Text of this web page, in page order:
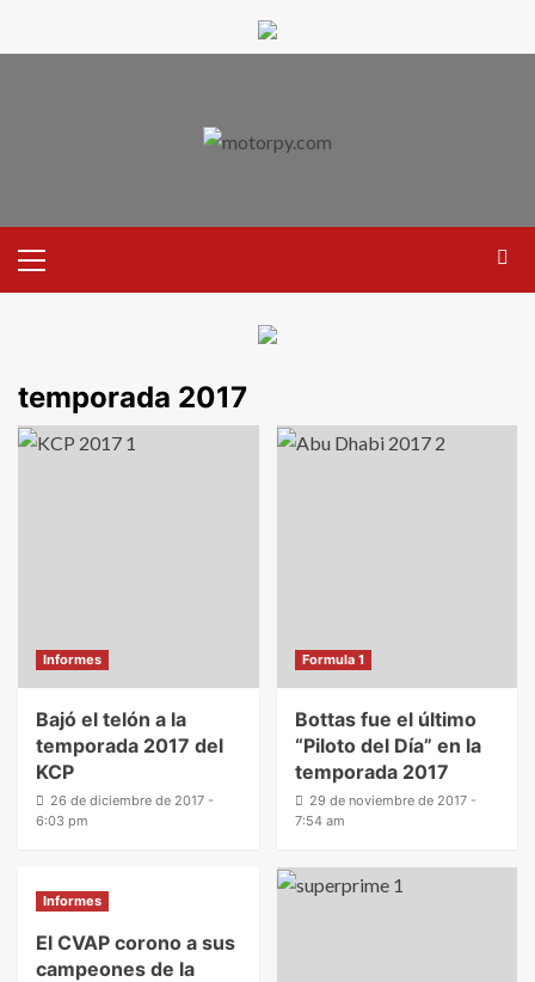
temporada 2017
Informes
Bajó el telón a la
temporada 2017 del
KCP
26 de diciembre de 2017 -
6:03 pm
Formula 1
Bottas fue el último
“Piloto del Día” en la
temporada 2017
29 de noviembre de 2017 -
7:54 am
Informes
El CVAP corono a sus
campeones de la